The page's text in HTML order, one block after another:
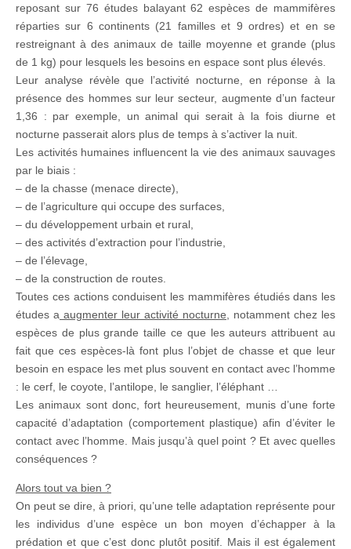
reposant sur 76 études balayant 62 espèces de mammifères
réparties sur 6 continents (21 familles et 9 ordres) et en se
restreignant à des animaux de taille moyenne et grande (plus
de 1 kg) pour lesquels les besoins en espace sont plus élevés.
Leur analyse révèle que l’activité nocturne, en réponse à la
présence des hommes sur leur secteur, augmente d’un facteur
1,36 : par exemple, un animal qui serait à la fois diurne et
nocturne passerait alors plus de temps à s’activer la nuit.
Les activités humaines influencent la vie des animaux sauvages
par le biais :
– de la chasse (menace directe),
– de l’agriculture qui occupe des surfaces,
– du développement urbain et rural,
– des activités d’extraction pour l’industrie,
– de l’élevage,
– de la construction de routes.
Toutes ces actions conduisent les mammifères étudiés dans les
études a augmenter leur activité nocturne , notamment chez les
espèces de plus grande taille ce que les auteurs attribuent au
fait que ces espèces-là font plus l’objet de chasse et que leur
besoin en espace les met plus souvent en contact avec l’homme
: le cerf, le coyote, l’antilope, le sanglier, l’éléphant …
Les animaux sont donc, fort heureusement, munis d’une forte
capacité d’adaptation (comportement plastique) afin d’éviter le
contact avec l’homme. Mais jusqu’à quel point ? Et avec quelles
conséquences ?
Alors tout va bien ?
On peut se dire, à priori, qu’une telle adaptation représente pour
les individus d’une espèce un bon moyen d’échapper à la
prédation et que c’est donc plutôt positif. Mais il est également